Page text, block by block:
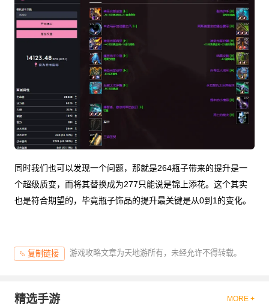
同时我们也可以发现一个问题，那就是264瓶子带来的提升是一
个超级质变，而将其替换成为277只能说是锦上添花。这个其实
也是符合期望的，毕竟瓶子饰品的提升最关键是从0到1的变化。
复制链接 游戏攻略文章为天地游所有，未经允许不得转载。
精选手游 MORE +